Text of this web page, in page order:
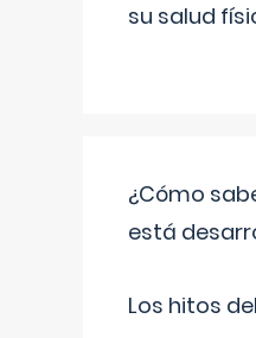
su salud
¿Cómo
está
Los hitos